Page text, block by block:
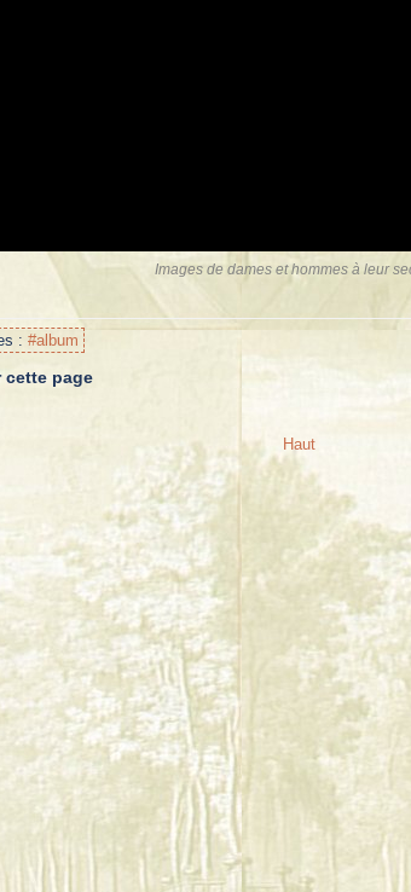
Images de dames et hommes à leur
: #album
cette page
Haut